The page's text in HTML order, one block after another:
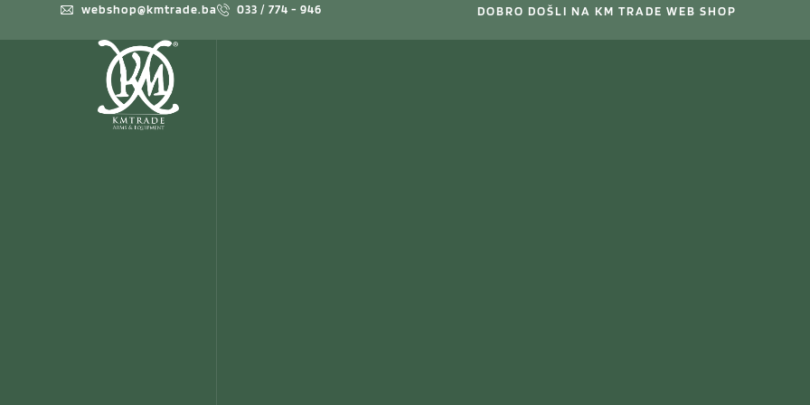
webshop@kmtrade.ba 033 / 774 - 946 DOBRO DOŠLI NA KM TRADE WEB SHOP